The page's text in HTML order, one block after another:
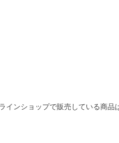
ンショップで販売している商